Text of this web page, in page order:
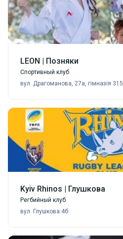
LEON | Позняки
Спортивный клуб
вул. Драгоманова, 27а, гімназія 315
Kyiv Rhinos | Глушкова
Регбийный клуб
вул. Глушкова 4б